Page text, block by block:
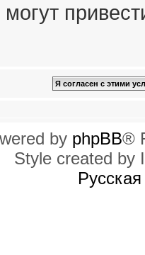
by phpBB®
Style created by